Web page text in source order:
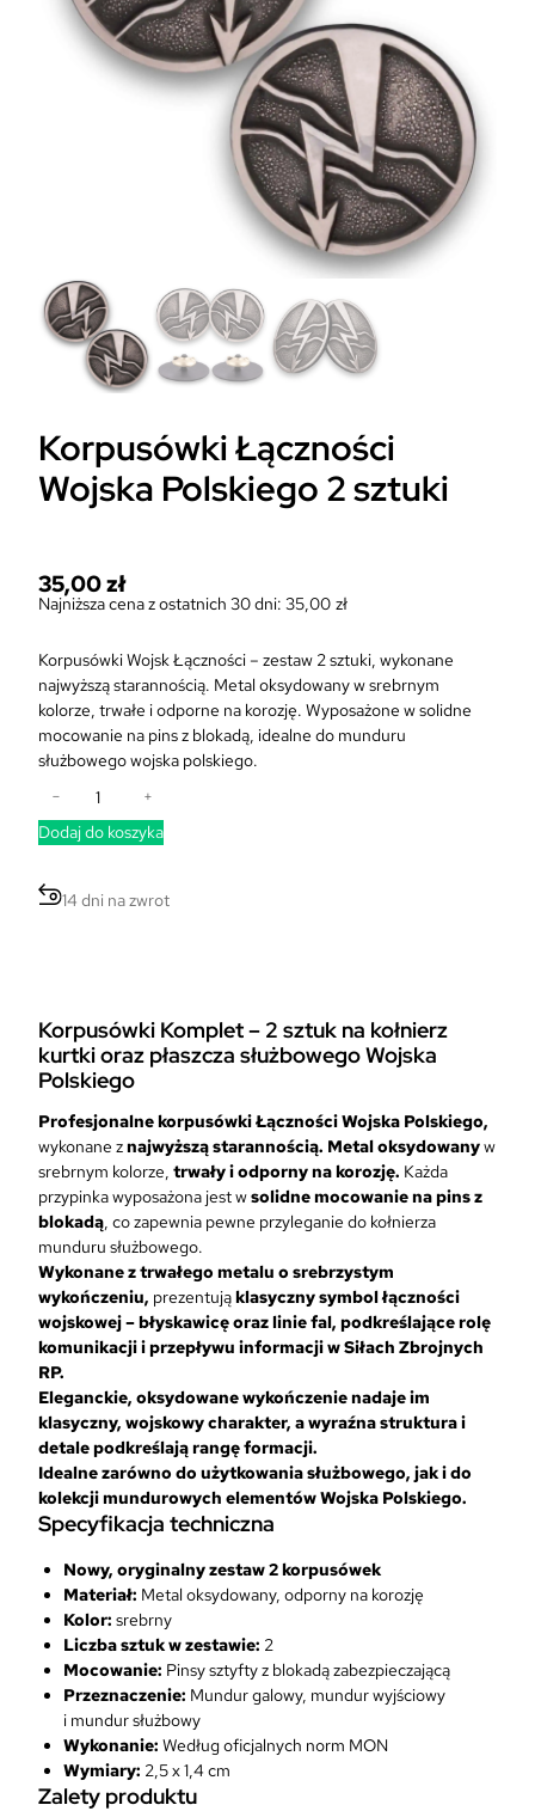
Korpusówki Łączności
Wojska Polskiego 2 sztuki
35,00zł
Najniższa cena z ostatnich 30 dni: 35,00 zł
Korpusówki Wojsk Łączności – zestaw 2 sztuki, wykonane
najwyższą starannością. Metal oksydowany w srebrnym
kolorze, trwałe i odporne na korozję. Wyposażone w solidne
mocowanie na pins z blokadą, idealne do munduru
służbowego wojska polskiego.
o
ć
K
s
ó
w
k
ą
c
n
c
i
W
o
s
k
a
P
o
k
e
o
2
s
− +
Dodaj do koszyka
14 dni na zwrot
Korpusówki Komplet – 2 sztuk na kołnierz
kurtki oraz płaszcza służbowego Wojska
Polskiego
Profesjonalne korpusówki Łączności Wojska Polskiego,
wykonane znajwyższą starannością. Metal oksydowanyw
srebrnym kolorze, trwały i odporny na korozję. Każda
przypinka wyposażona jest wsolidne mocowanie na pins z
blokadą, co zapewnia pewne przyleganie do kołnierza
munduru służbowego.
Wykonane z trwałego metalu o srebrzystym
wykończeniu, prezentująklasyczny symbol łączności
wojskowej – błyskawicę oraz linie fal, podkreślające rolę
komunikacji i przepływu informacji w Siłach Zbrojnych
RP.
Eleganckie, oksydowane wykończenie nadaje im
klasyczny, wojskowy charakter, a wyraźna struktura i
detale podkreślają rangę formacji.
Idealne zarówno do użytkowania służbowego, jak i do
kolekcji mundurowych elementów Wojska Polskiego.
Specyfikacja techniczna
Nowy, oryginalny zestaw 2 korpusówek
Materiał: Metal oksydowany, odporny na korozję
Kolor: srebrny
Liczba sztuk w zestawie: 2
Mocowanie: Pinsy sztyfty z blokadą zabezpieczającą
Przeznaczenie: Mundur galowy, mundur wyjściowy
i mundur służbowy
Wykonanie: Według oficjalnych norm MON
Wymiary: 2,5 x 1,4 cm
Zalety produktu